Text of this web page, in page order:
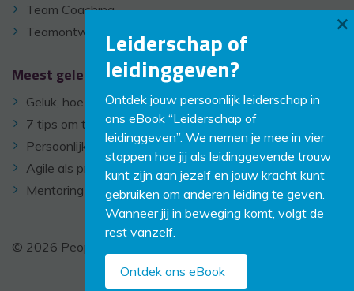
Team Coaching
Teamontwikkeling
Meest gelezen
Geluk, hoe cliché ook, zit hem vaak in de kleine dingen
7 tips om te denken als een positivo
Persoonlijk Leiderschap ontwikkelen
Agile als probleemoplosser
Mentoring op de werkvloer
© 2026 PeopleCoaching -
Leiderschap of
leidinggeven?
Ontdek jouw persoonlijk leiderschap in
ons eBook “Leiderschap of
leidinggeven”. We nemen je mee in vier
stappen hoe jij als leidinggevende trouw
kunt zijn aan jezelf en jouw kracht kunt
gebruiken om anderen leiding te geven.
Wanneer jij in beweging komt, volgt de
rest vanzelf.
Ontdek ons eBook
×